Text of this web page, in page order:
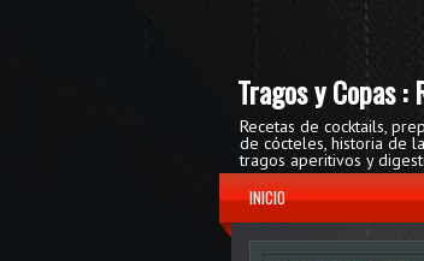
Tragos y Copas
Recetas de cocktails,
de cócteles, historia de
tragos aperitivos y
INICIO